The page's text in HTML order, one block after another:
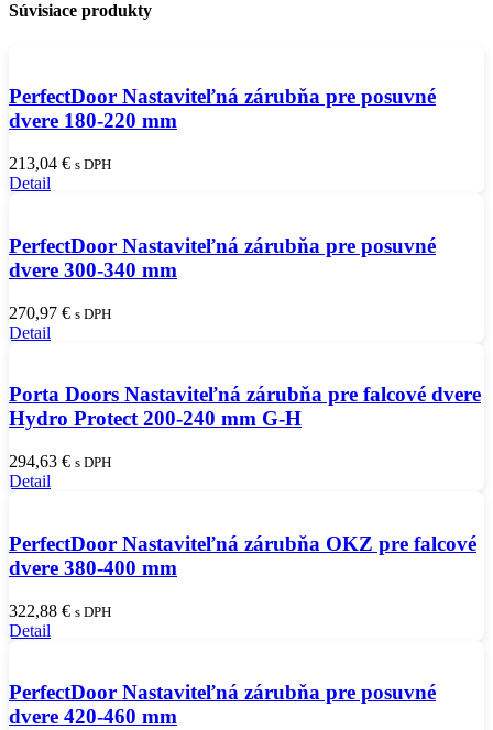
Súvisiace produkty
PerfectDoor Nastaviteľná zárubňa pre posuvné
dvere 180-220 mm
213,04 € s DPH
Detail
PerfectDoor Nastaviteľná zárubňa pre posuvné
dvere 300-340 mm
270,97 € s DPH
Detail
Porta Doors Nastaviteľná zárubňa pre falcové dvere
Hydro Protect 200-240 mm G-H
294,63 € s DPH
Detail
PerfectDoor Nastaviteľná zárubňa OKZ pre falcové
dvere 380-400 mm
322,88 € s DPH
Detail
PerfectDoor Nastaviteľná zárubňa pre posuvné
dvere 420-460 mm